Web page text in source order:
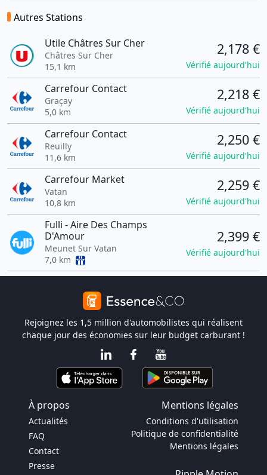
Autres Stations
Utile Châtres Sur Cher
Châtres Sur Cher
15,1 km
2,178 €
Vérifié aujourd'hui
Carrefour Contact
Graçay
5,0 km
2,218 €
Vérifié aujourd'hui
Carrefour Contact
Reuilly
11,6 km
2,250 €
Vérifié aujourd'hui
Carrefour Market
Vatan
10,8 km
2,259 €
Vérifié aujourd'hui
Fulli - Aire Des Champs
D'Amour
Meunet Sur Vatan
7,0 km
2,399 €
Vérifié aujourd'hui
Rejoignez les 1,5 million d'automobilistes qui réalisent
chaque jour des économies sur leur budget carburant !
À propos Mentions légales
Actualités
FAQ
Contact
Presse
Conditions d'utilisation
Politique de confidentialité
Mentions légales